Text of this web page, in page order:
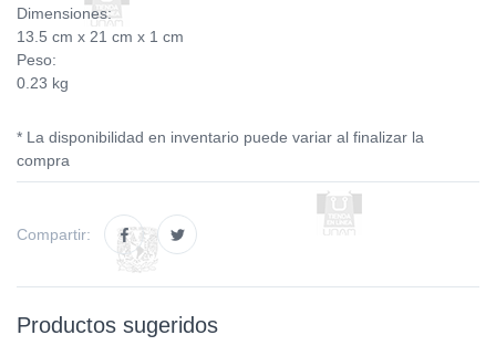
Dimensiones:
13.5 cm x 21 cm x 1 cm
Peso:
0.23 kg
* La disponibilidad en inventario puede variar al finalizar la
compra
Compartir:
Productos sugeridos